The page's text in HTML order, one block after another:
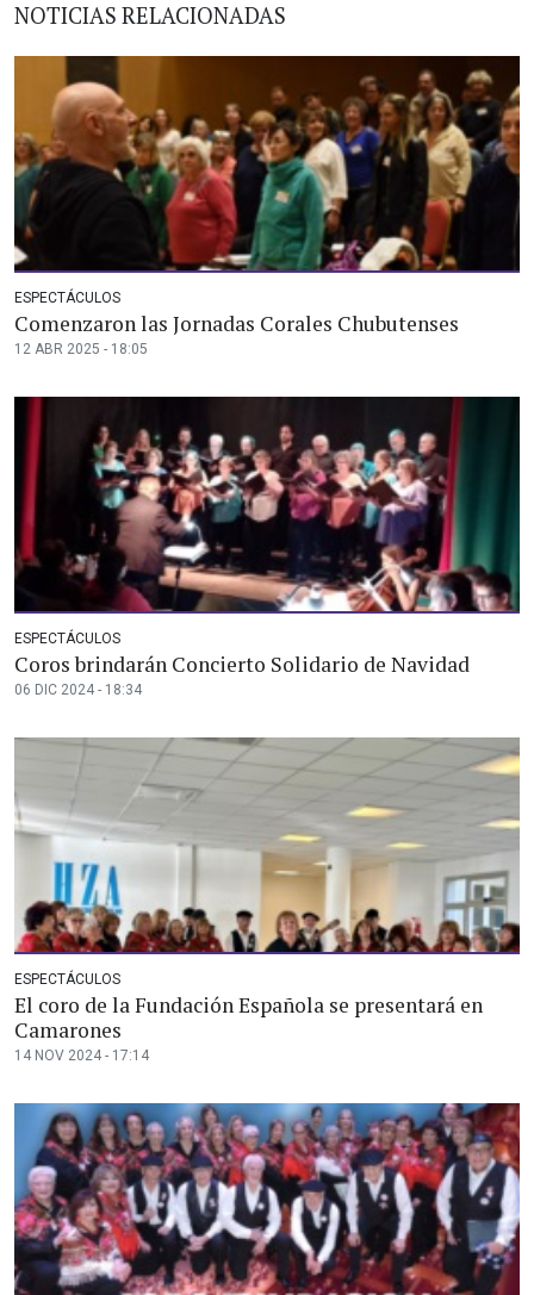
NOTICIAS RELACIONADAS
ESPECTÁCULOS
Comenzaron las Jornadas Corales Chubutenses
12 ABR 2025 - 18:05
ESPECTÁCULOS
Coros brindarán Concierto Solidario de Navidad
06 DIC 2024 - 18:34
ESPECTÁCULOS
El coro de la Fundación Española se presentará en
Camarones
14 NOV 2024 - 17:14